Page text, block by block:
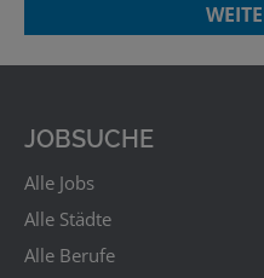
JOBSUCHE
Alle Jobs
Alle Städte
Alle Berufe